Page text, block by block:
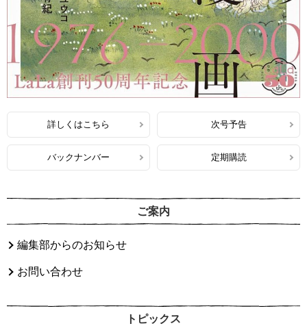
詳しくはこちら 次号予告
バックナンバー 定期購読
ご案内
編集部からのお知らせ
お問い合わせ
トピックス